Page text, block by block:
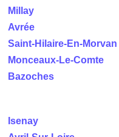
Millay
Avrée
Saint-Hilaire-En-Morvan
Monceaux-Le-Comte
Bazoches
Isenay